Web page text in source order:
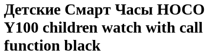
Детские Смарт Часы HOCO
Y100 children watch with call
function black